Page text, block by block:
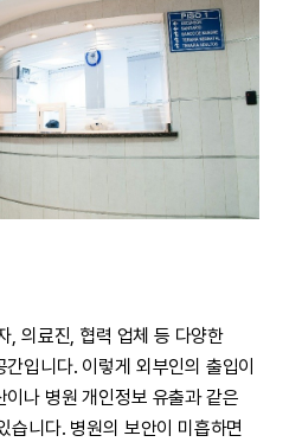
, 의료진, 협력 업체 등 다양한
입니다. 이렇게 외부인의 출입이
나 병원 개인정보 유출과 같은
습니다. 병원의 보안이 미흡하면